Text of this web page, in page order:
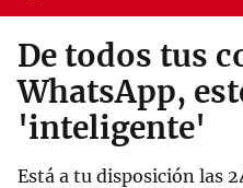
De todos tus
WhatsApp,
'inteligente'
Está a tu disposición las